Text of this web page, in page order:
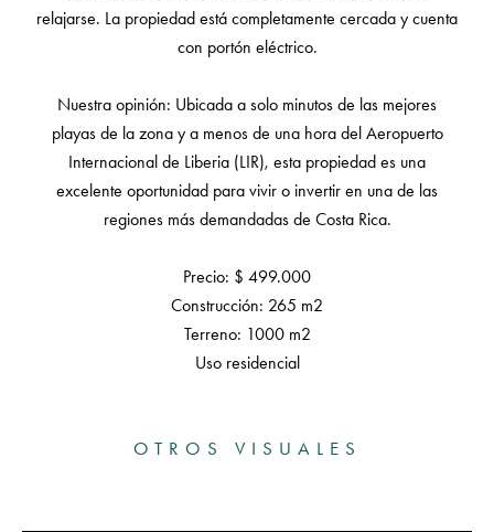
relajarse. La propiedad está completamente cercada y cuenta
con portón eléctrico.
Nuestra opinión: Ubicada a solo minutos de las mejores
playas de la zona y a menos de una hora del Aeropuerto
Internacional de Liberia (LIR), esta propiedad es una
excelente oportunidad para vivir o invertir en una de las
regiones más demandadas de Costa Rica.
Precio: $ 499.000
Construcción: 265 m2
Terreno: 1000 m2
Uso residencial
OTROS VISUALES